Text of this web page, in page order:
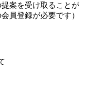
案を受け取ることが
員登録が必要です）